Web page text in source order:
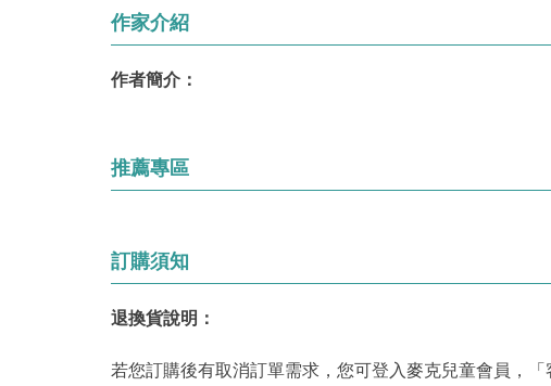
作家介紹
作者簡介：
推薦專區
訂購須知
退換貨說明：
若您訂購後有取消訂單需求，您可登入麥克兒童會員，